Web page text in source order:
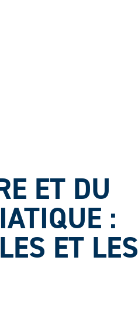
ET DU
:
ET LES